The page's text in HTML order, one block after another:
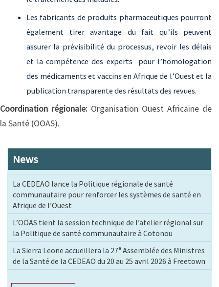
Les fabricants de produits pharmaceutiques pourront
également tirer avantage du fait qu’ils peuvent
assurer la prévisibilité du processus, revoir les délais
et la compétence des experts pour l’homologation
des médicaments et vaccins en Afrique de l’Ouest et la
publication transparente des résultats des revues.
Coordination régionale: Organisation Ouest Africaine de
la Santé (OOAS).
News
La CEDEAO lance la Politique régionale de santé
communautaire pour renforcer les systèmes de santé en
Afrique de l’Ouest
L’OOAS tient la session technique de l’atelier régional sur
la Politique de santé communautaire à Cotonou
La Sierra Leone accueillera la 27ᵉ Assemblée des Ministres
de la Santé de la CEDEAO du 20 au 25 avril 2026 à Freetown